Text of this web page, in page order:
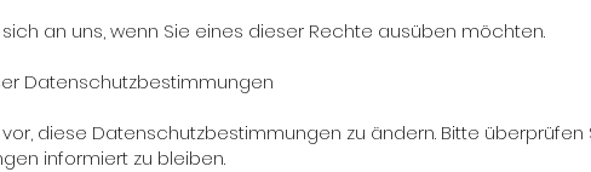
an uns, wenn Sie eines dieser Rechte ausüben möchten.
Datenschutzbestimmungen
diese Datenschutzbestimmungen zu ändern. Bitte
informiert zu bleiben.